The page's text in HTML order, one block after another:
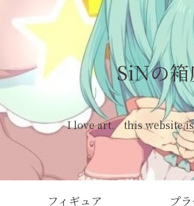
SiNの
I love art. this website
フィギュア プ